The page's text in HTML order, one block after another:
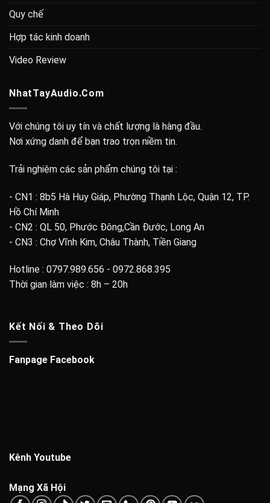
Quy chế
Hợp tác kinh doanh
Video Review
NhatTayAudio.Com
Với chúng tôi uy tín và chất lượng là hàng đầu.
Nơi xứng danh để bạn trao trọn niềm tin.
Trải nghiệm các sản phẩm chúng tôi tại :
- CN1 : 8b5 Hà Huy Giáp, Phường Thạnh Lộc, Quận 12, TP.
Hồ Chí Minh
- CN2 : QL 50, Phước Đông,Cần Đước, Long An
- CN3 : Chợ Vĩnh Kim, Châu Thành, Tiền Giang
Hotline : 0797.989.656 - 0972.868.395
Thời gian làm việc : 8h – 20h
Kết Nối & Theo Dõi
Fanpage Facebook
Kênh Youtube
Mạng Xã Hội